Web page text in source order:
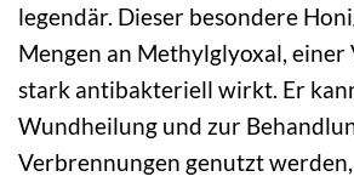
legendär. Dieser besondere
Mengen an Methylglyoxal, einer
stark antibakteriell wirkt. Er
Wundheilung und zur
Verbrennungen genutzt